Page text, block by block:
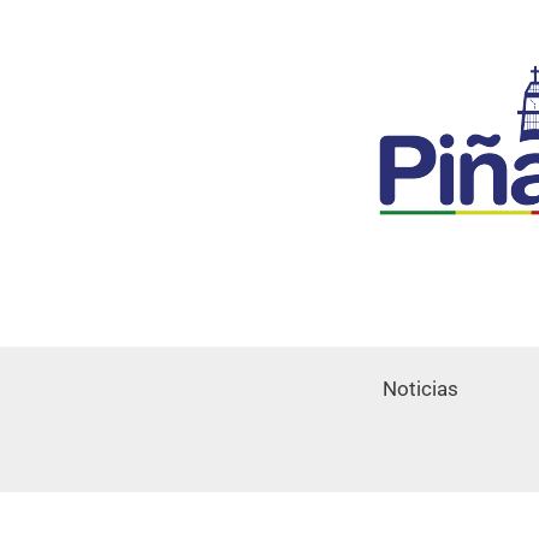
Noticias